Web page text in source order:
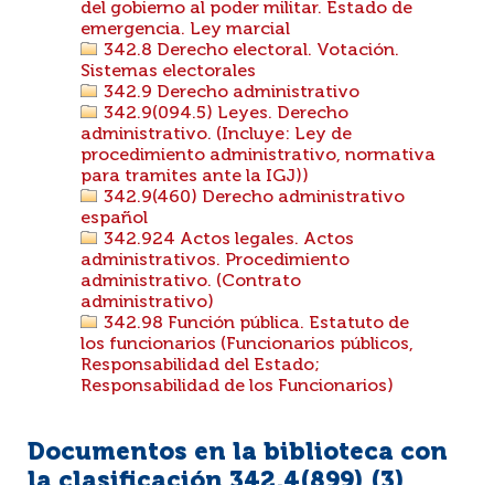
del gobierno al poder militar. Estado de
emergencia. Ley marcial
342.8 Derecho electoral. Votación.
Sistemas electorales
342.9 Derecho administrativo
342.9(094.5) Leyes. Derecho
administrativo. (Incluye: Ley de
procedimiento administrativo, normativa
para tramites ante la IGJ))
342.9(460) Derecho administrativo
español
342.924 Actos legales. Actos
administrativos. Procedimiento
administrativo. (Contrato
administrativo)
342.98 Función pública. Estatuto de
los funcionarios (Funcionarios públicos,
Responsabilidad del Estado;
Responsabilidad de los Funcionarios)
Documentos en la biblioteca con